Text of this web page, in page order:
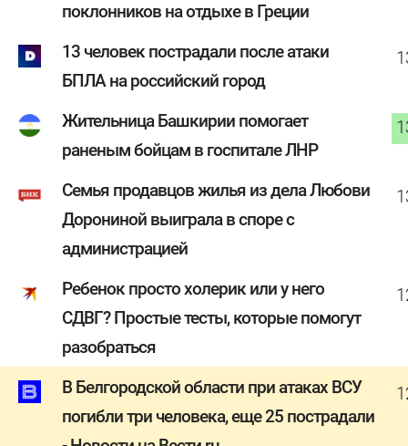
поклонников на отдыхе в Греции
13 человек пострадали после атаки
БПЛА на российский город
Жительница Башкирии помогает
раненым бойцам в госпитале ЛНР
Семья продавцов жилья из дела Любови
Дорониной выиграла в споре с
администрацией
Ребенок просто холерик или у него
СДВГ? Простые тесты, которые помогут
разобраться
В Белгородской области при атаках ВСУ
погибли три человека, еще 25 пострадали